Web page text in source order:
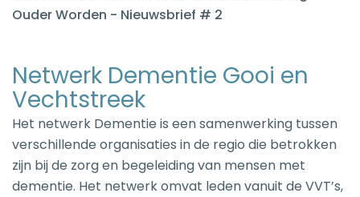
Ouder Worden - Nieuwsbrief # 2
Netwerk Dementie Gooi en
Vechtstreek
Het netwerk Dementie is een samenwerking tussen
verschillende organisaties in de regio die betrokken
zijn bij de zorg en begeleiding van mensen met
dementie. Het netwerk omvat leden vanuit de VVT’s,